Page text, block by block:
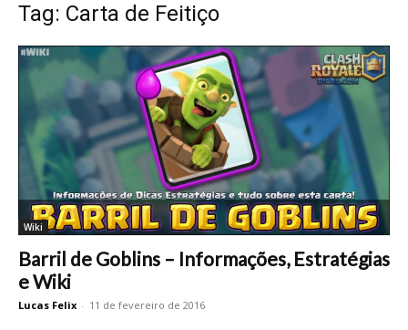
Tag: Carta de Feitiço
Wiki
Barril de Goblins – Informações, Estratégias
e Wiki
Lucas Felix - 11 de fevereiro de 2016